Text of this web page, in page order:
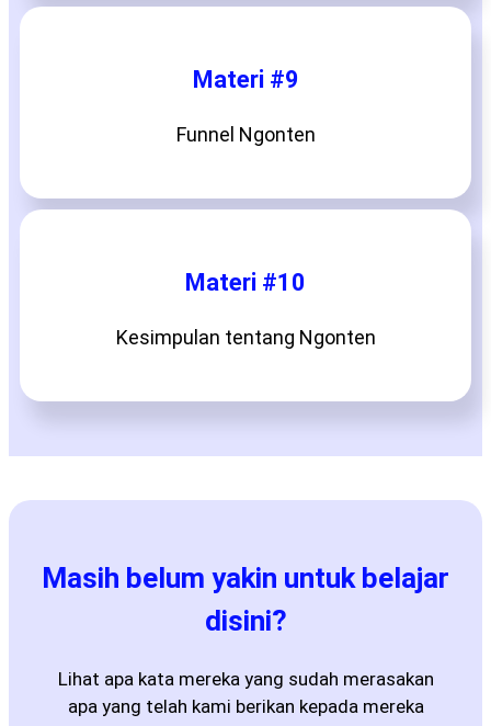
Materi #9
Funnel Ngonten
Materi #10
Kesimpulan tentang Ngonten
Masih belum yakin untuk belajar
disini?
Lihat apa kata mereka yang sudah merasakan
apa yang telah kami berikan kepada mereka